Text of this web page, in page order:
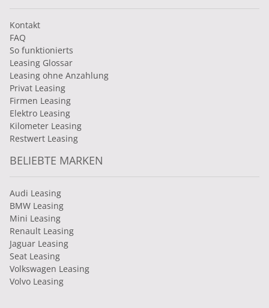
Kontakt
FAQ
So funktionierts
Leasing Glossar
Leasing ohne Anzahlung
Privat Leasing
Firmen Leasing
Elektro Leasing
Kilometer Leasing
Restwert Leasing
BELIEBTE MARKEN
Audi Leasing
BMW Leasing
Mini Leasing
Renault Leasing
Jaguar Leasing
Seat Leasing
Volkswagen Leasing
Volvo Leasing